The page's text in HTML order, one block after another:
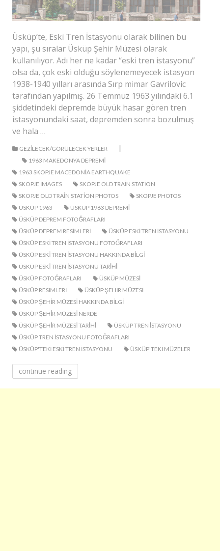
Üsküp’te, Eski Tren İstasyonu olarak bilinen bu
yapı, şu sıralar Üsküp Şehir Müzesi olarak
kullanılıyor. Adı her ne kadar “eski tren istasyonu”
olsa da, çok eski olduğu söylenemeyecek istasyon
1938-1940 yılları arasında Sırp mimar Gavrilovic
tarafından yapılmış. 26 Temmuz 1963 yılındaki 6.1
şiddetindeki depremde büyük hasar gören tren
istasyonundaki saat, depremden sonra bozulmuş
ve hala …
GEZILECEK/GÖRÜLECEK YERLER |
1963 MAKEDONYA DEPREMI
1963 SKOPJE MACEDONIA EARTHQUAKE
SKOPJE IMAGES
SKOPJE OLD TRAIN STATION
SKOPJE OLD TRAIN STATION PHOTOS
SKOPJE PHOTOS
ÜSKÜP 1963
ÜSKÜP 1963 DEPREMI
ÜSKÜP DEPREM FOTOĞRAFLARI
ÜSKÜP DEPREM RESIMLERI
ÜSKÜP ESKI TREN ISTASYONU
ÜSKÜP ESKI TREN ISTASYONU FOTOĞRAFLARI
ÜSKÜP ESKI TREN ISTASYONU HAKKINDA BILGI
ÜSKÜP ESKI TREN ISTASYONU TARIHI
ÜSKÜP FOTOĞRAFLARI
ÜSKÜP MÜZESI
ÜSKÜP RESIMLERI
ÜSKÜP ŞEHIR MÜZESI
ÜSKÜP ŞEHIR MÜZESI HAKKINDA BILGI
ÜSKÜP ŞEHIR MÜZESI NERDE
ÜSKÜP ŞEHIR MÜZESI TARIHI
ÜSKÜP TREN ISTASYONU
ÜSKÜP TREN ISTASYONU FOTOĞRAFLARI
ÜSKÜP'TEKI ESKI TREN ISTASYONU
ÜSKÜP'TEKI MÜZELER
continue reading